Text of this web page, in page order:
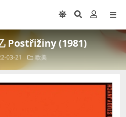
Postřižiny (1981)
03-21 欧美